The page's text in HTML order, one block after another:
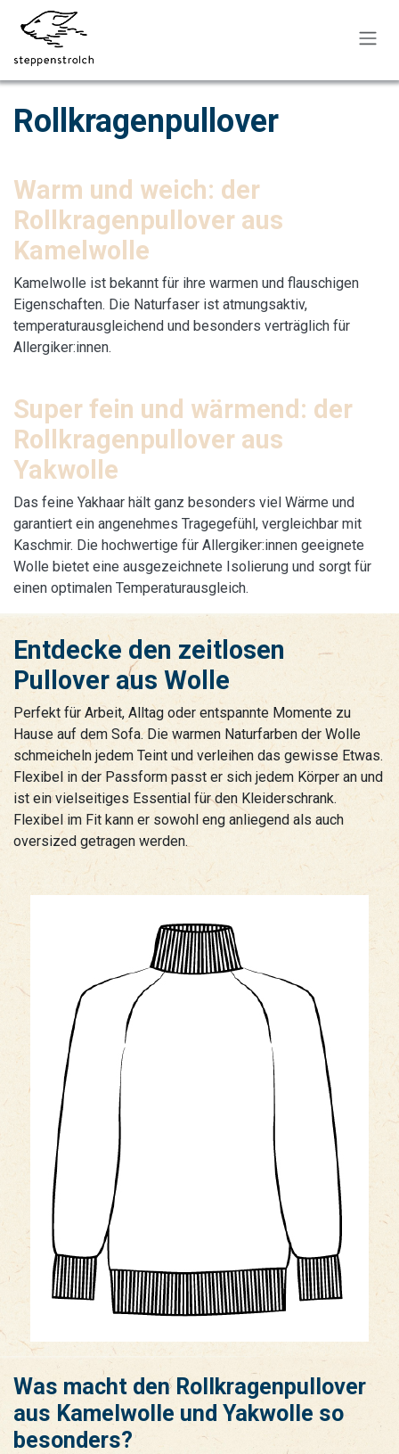
Zum Inhalt springen
Rollkragenpullover
Warm und weich: der
Rollkragenpullover aus
Kamelwolle
Kamelwolle ist bekannt für ihre warmen und flauschigen
Eigenschaften. Die Naturfaser ist atmungsaktiv,
temperaturausgleichend und besonders verträglich für
Allergiker:innen.
Super fein und wärmend: der
Rollkragenpullover aus
Yakwolle
Das feine Yakhaar hält ganz besonders viel Wärme und
garantiert ein angenehmes Tragegefühl, vergleichbar mit
Kaschmir. Die hochwertige für Allergiker:innen geeignete
Wolle bietet eine ausgezeichnete Isolierung und sorgt für
einen optimalen Temperaturausgleich.
Entdecke den zeitlosen
Pullover aus Wolle
Perfekt für Arbeit, Alltag oder entspannte Momente zu
Hause auf dem Sofa. Die warmen Naturfarben der Wolle
schmeicheln jedem Teint und verleihen das gewisse Etwas.
Flexibel in der Passform passt er sich jedem Körper an und
ist ein vielseitiges Essential für den Kleiderschrank.
Flexibel im Fit kann er sowohl eng anliegend als auch
oversized getragen werden.
Was macht den Rollkragenpullover
aus Kamelwolle und Yakwolle so
besonders?